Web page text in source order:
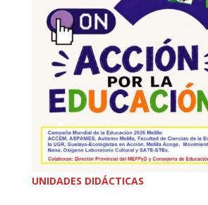
UNIDADES DIDÁCTICAS